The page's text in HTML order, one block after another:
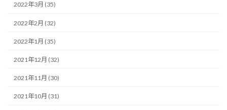
2022年3月 (35)
2022年2月 (32)
2022年1月 (35)
2021年12月 (32)
2021年11月 (30)
2021年10月 (31)